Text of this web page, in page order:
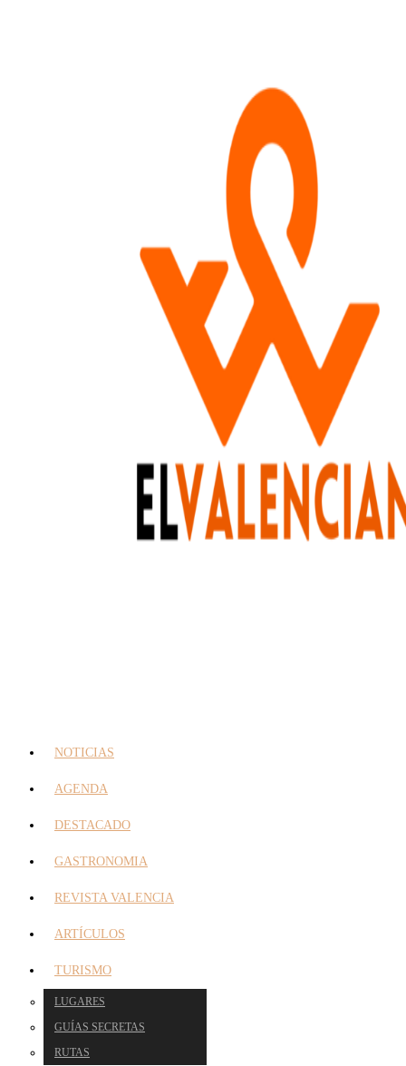
NOTICIAS
AGENDA
DESTACADO
GASTRONOMIA
REVISTA VALENCIA
ARTÍCULOS
TURISMO
LUGARES
GUÍAS SECRETAS
RUTAS